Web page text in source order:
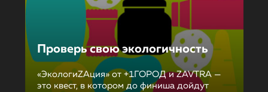
Проверь свою экологичность
«ЭкологиZAция» от +1ГОРОД и ZAVTRA —
это квест, в котором до финиша дойдут